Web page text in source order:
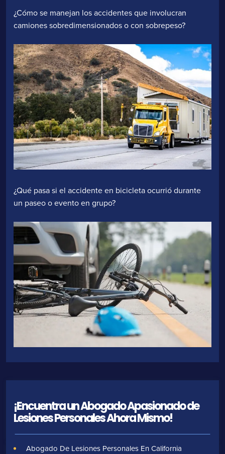
¿Cómo se manejan los accidentes que involucran
camiones sobredimensionados o con sobrepeso?
¿Qué pasa si el accidente en bicicleta ocurrió durante
un paseo o evento en grupo?
¡Encuentra un Abogado Apasionado de
Lesiones Personales Ahora Mismo!
Abogado De Lesiones Personales En California